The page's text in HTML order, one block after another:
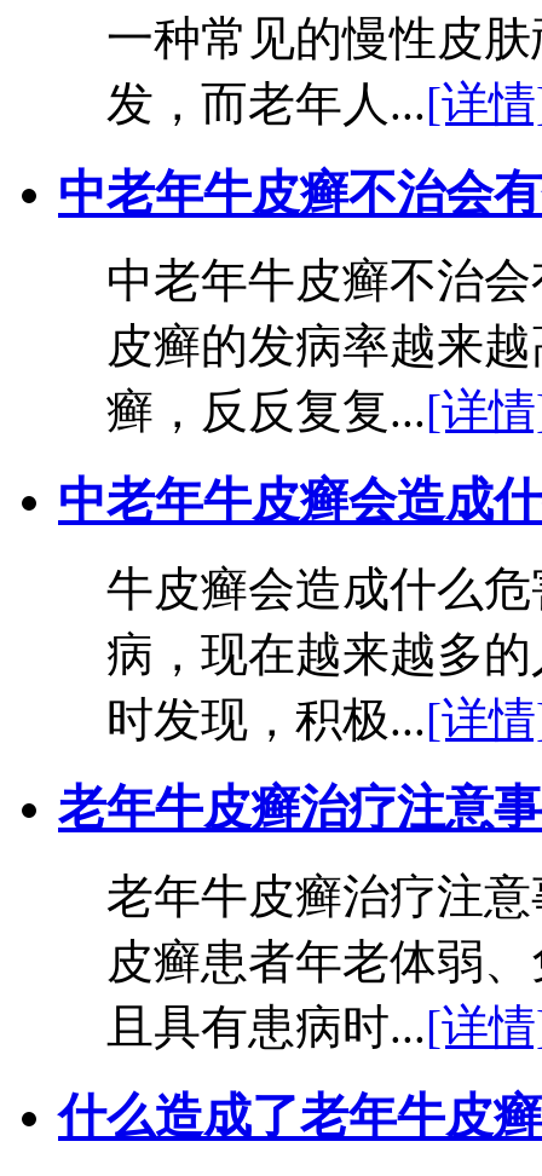
一种常见的慢性皮
发，而老年人...[详
中老年牛皮癣不治会
中老年牛皮癣不治
皮癣的发病率越来
癣，反反复复...[详
中老年牛皮癣会造成
牛皮癣会造成什么
病，现在越来越多
时发现，积极...[详
老年牛皮癣治疗注意
老年牛皮癣治疗注
皮癣患者年老体弱
且具有患病时...[详
什么造成了老年牛皮癣